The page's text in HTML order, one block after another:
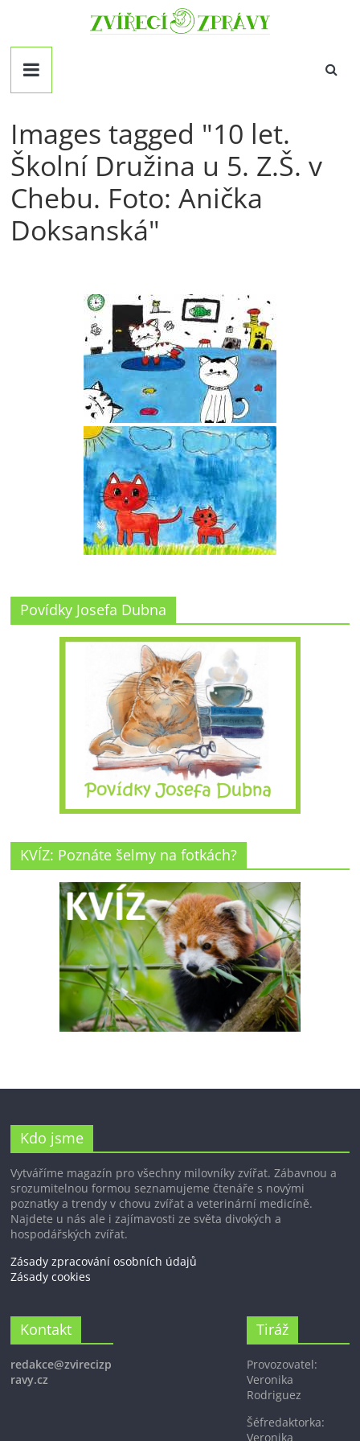
obsahZvirecizpravy.cz
pro
všechny
zvířat
Images tagged "10 let.
Školní Družina u 5. Z.Š. v
Chebu. Foto: Anička
Doksanská"
Povídky Josefa Dubna
KVÍZ: Poznáte šelmy na fotkách?
Kdo jsme
Vytváříme magazín pro všechny milovníky zvířat. Zábavnou a
srozumitelnou formou seznamujeme čtenáře s novými
poznatky a trendy v chovu zvířat a veterinární medicíně.
Najdete u nás ale i zajímavosti ze světa divokých a
hospodářských zvířat.
Zásady zpracování osobních údajů
Zásady cookies
Kontakt
redakce@zvirecizp
ravy.cz
Tiráž
Provozovatel:
Veronika
Rodriguez
Šéfredaktorka:
Veronika